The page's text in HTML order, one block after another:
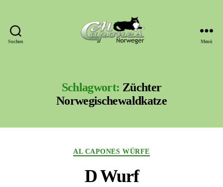
Suchen Menü
Schlagwort: Züchter
Norwegischewaldkatze
Kategorien
AL CAPONES WÜRFE
D Wurf